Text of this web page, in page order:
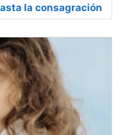
la consagración